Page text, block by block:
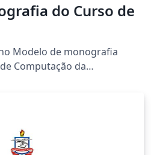
do Curso de
Modelo de monografia
Computação da